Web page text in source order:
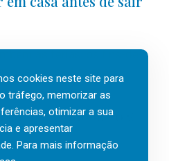
as férias, os fins-de-
que a casa fica mais
Outlook 2026
cookies neste site para
tráfego, memorizar as
otimizar a sua
e apresentar
Para mais informação